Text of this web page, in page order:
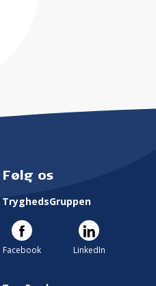
Følg os
TryghedsGruppen
Facebook LinkedIn